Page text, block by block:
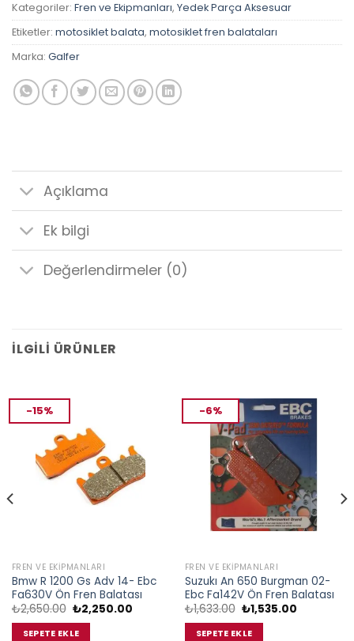
Kategoriler: Fren ve Ekipmanları, Yedek Parça Aksesuar
Etiketler: motosiklet balata, motosiklet fren balataları
Marka: Galfer
Açıklama
Ek bilgi
Değerlendirmeler (0)
İLGILI ÜRÜNLER
-15%
FREN VE EKIPMANLARI
Bmw R 1200 Gs Adv 14- Ebc
Fa630V Ön Fren Balatası
₺2,650.00 Orijinal
fiyat:
₺2,650.00.
₺2,250.00Şu
SEPETE EKLE
-6%
FREN VE EKIPMANLARI
Suzukı An 650 Burgman 02-
Ebc Fa142V Ön Fren Balatası
₺1,633.00 Orijinal
fiyat:
₺1,633.00.
₺1,535.00Şu
SEPETE EKLE